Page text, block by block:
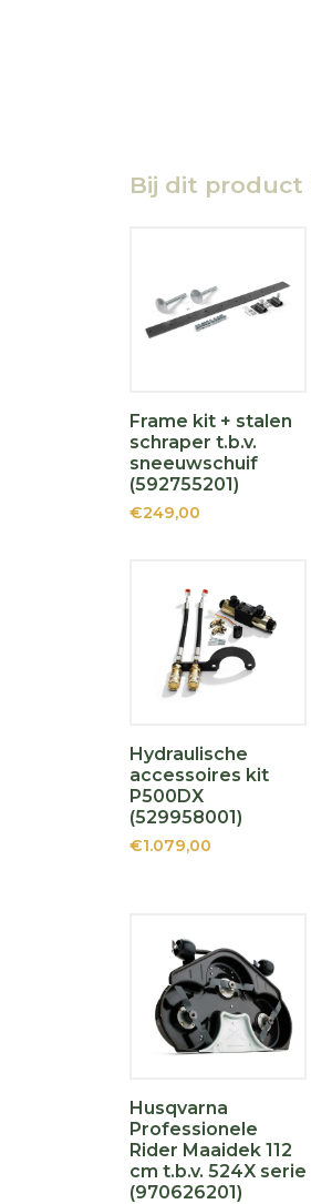
Bij dit product
Frame kit + stalen
schraper t.b.v.
sneeuwschuif
(592755201)
€249,00
Hydraulische
accessoires kit
P500DX
(529958001)
€1.079,00
Husqvarna
Professionele
Rider Maaidek 112
cm t.b.v. 524X serie
(970626201)